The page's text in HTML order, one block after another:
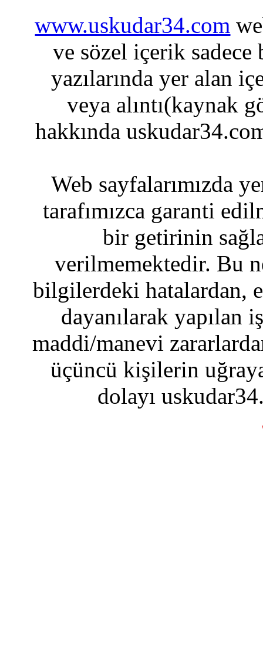
www.uskudar34.com
ve sözel içerik sadece
yazılarında yer alan
veya alıntı(kaynak
hakkında
Web sayfalarımızda
tarafımızca garanti
bir getirinin
verilmemektedir. Bu
bilgilerdeki hatalardan,
dayanılarak yapılan
maddi/manevi
üçüncü kişilerin
dolayı